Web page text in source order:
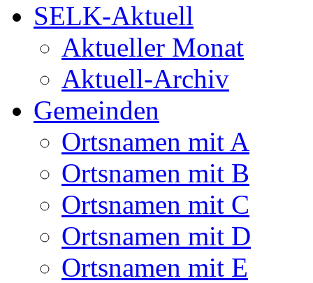
SELK-Aktuell
Aktueller Monat
Aktuell-Archiv
Gemeinden
Ortsnamen mit A
Ortsnamen mit B
Ortsnamen mit C
Ortsnamen mit D
Ortsnamen mit E